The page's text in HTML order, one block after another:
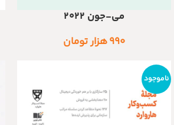
می-جون 2022
۹۹۰هزار تومان
ناموجود